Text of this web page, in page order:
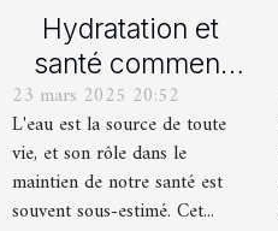
Hydratation et
santé comment
l'eau influence
votre bien-être
global
23 mars 2025 20:52
L'eau est la source de toute
vie, et son rôle dans le
maintien de notre santé est
souvent sous-estimé. Cet...